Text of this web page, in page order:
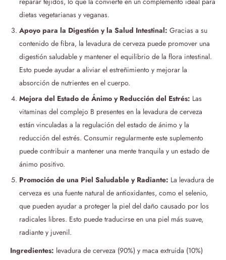
dietas vegetarianas y veganas.
Apoyo para la Digestión y la Salud Intestinal: Gracias a su
contenido de fibra, la levadura de cerveza puede promover una
digestión saludable y mantener el equilibrio de la flora intestinal.
Esto puede ayudar a aliviar el estreñimiento y mejorar la
absorción de nutrientes en el cuerpo.
Mejora del Estado de Ánimo y Reducción del Estrés: Las
vitaminas del complejo B presentes en la levadura de cerveza
están vinculadas a la regulación del estado de ánimo y la
reducción del estrés. Consumir regularmente este suplemento
puede contribuir a mantener una mente tranquila y un estado de
ánimo positivo.
Promoción de una Piel Saludable y Radiante: La levadura de
cerveza es una fuente natural de antioxidantes, como el selenio,
que pueden ayudar a proteger la piel del daño causado por los
radicales libres. Esto puede traducirse en una piel más suave,
radiante y juvenil.
Ingredientes: levadura de cerveza (90%) y maca extruida (10%)